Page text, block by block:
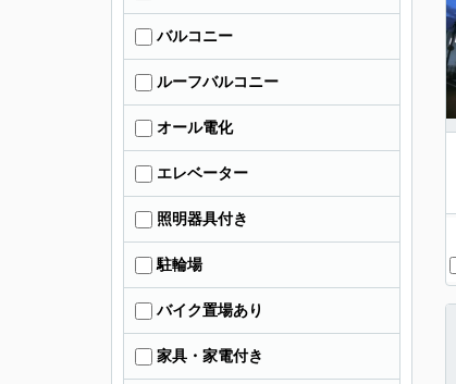
バルコニー
ルーフバルコニー
オール電化
エレベーター
照明器具付き
駐輪場
バイク置場あり
家具・家電付き